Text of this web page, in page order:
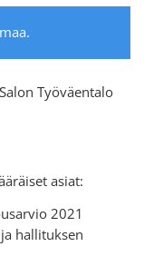
Salon Työväentalo
asiat:
2021
hallituksen